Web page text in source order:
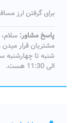
برای گرفتن ارز
پاسخ مشاور:
مشتریان قرار
الی 11:30 هست.